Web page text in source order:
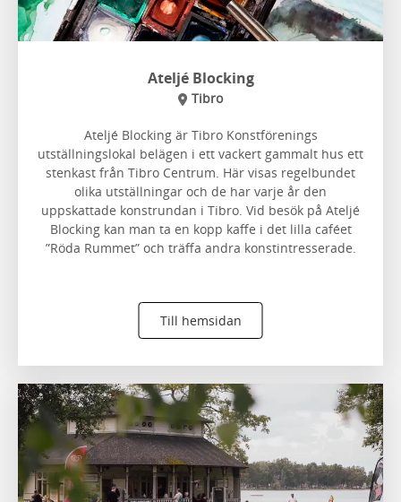
Ateljé Blocking
Tibro
Ateljé Blocking är Tibro Konstförenings
utställningslokal belägen i ett vackert gammalt hus ett
stenkast från Tibro Centrum. Här visas regelbundet
olika utställningar och de har varje år den
uppskattade konstrundan i Tibro. Vid besök på Ateljé
Blocking kan man ta en kopp kaffe i det lilla caféet
”Röda Rummet” och träffa andra konstintresserade.
Till hemsidan